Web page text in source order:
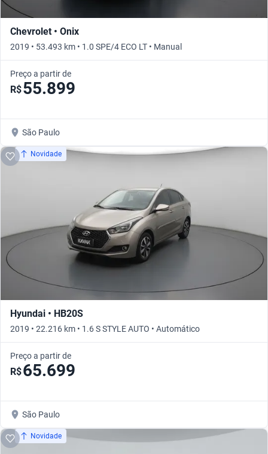
Chevrolet • Onix
2019 • 53.493 km • 1.0 SPE/4 ECO LT • Manual
Preço a partir de
R$55.899
São Paulo
Novidade
Hyundai • HB20S
2019 • 22.216 km • 1.6 S STYLE AUTO • Automático
Preço a partir de
R$65.699
São Paulo
Novidade